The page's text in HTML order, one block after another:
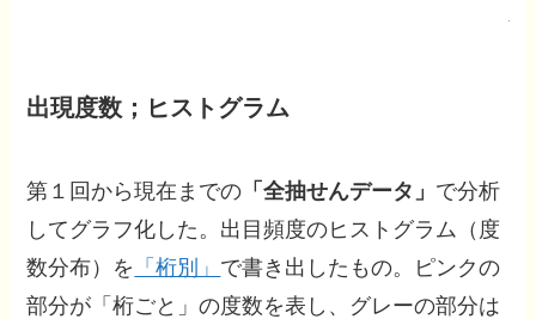
出現度数；ヒストグラム
第１回から現在までの 「全抽せんデータ」 で分析
してグラフ化した。出目頻度のヒストグラム（度
数分布）を 「桁別」 で書き出したもの。ピンクの
部分が「桁ごと」の度数を表し、グレーの部分は